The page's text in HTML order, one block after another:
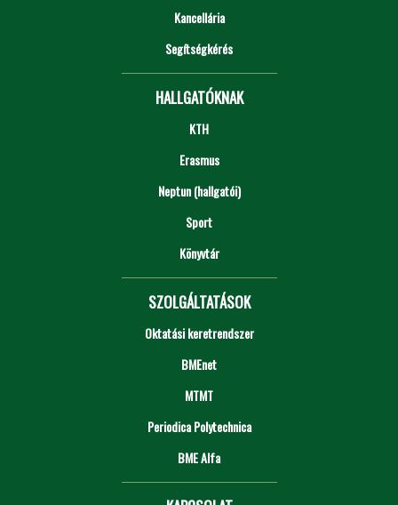
Kancellária
Segítségkérés
HALLGATÓKNAK
KTH
Erasmus
Neptun (hallgatói)
Sport
Könyvtár
SZOLGÁLTATÁSOK
Oktatási keretrendszer
BMEnet
MTMT
Periodica Polytechnica
BME Alfa